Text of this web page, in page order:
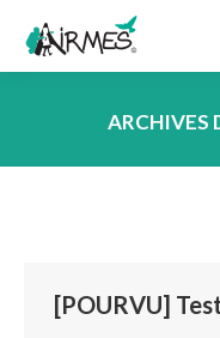
ARCHIVES
[POURVU]